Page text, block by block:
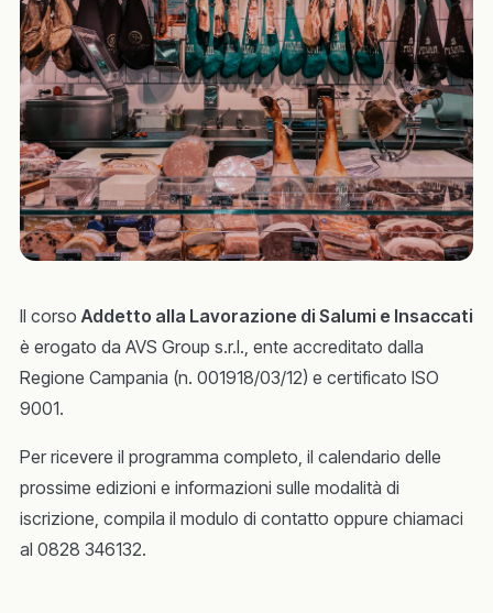
Il corsoAddetto alla Lavorazione di Salumi e Insaccati
è erogato da AVS Group s.r.l., ente accreditato dalla
Regione Campania (n. 001918/03/12) e certificato ISO
9001.
Per ricevere il programma completo, il calendario delle
prossime edizioni e informazioni sulle modalità di
iscrizione, compila il modulo di contatto oppure chiamaci
al 0828 346132.